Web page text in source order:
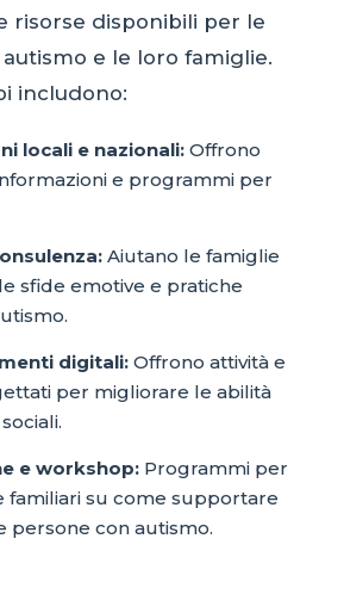
risorse disponibili per le
e le loro famiglie.
includono:
locali e nazionali:Offrono
e programmi per
Aiutano le famiglie
sfide emotive e pratiche
digitali:Offrono attività e
per migliorare le abilità
e workshop:Programmi per
familiari su come supportare
persone con autismo.